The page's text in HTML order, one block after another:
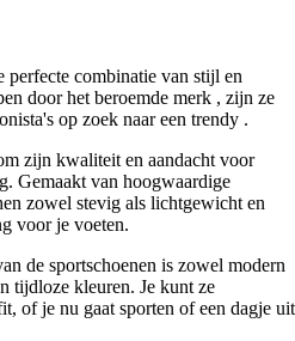
combinatie van stijl en
door het beroemde merk , zijn ze
op zoek naar een trendy .
zijn kwaliteit en aandacht voor
Gemaakt van hoogwaardige
zowel stevig als lichtgewicht en
voor je voeten.
de sportschoenen is zowel modern
tijdloze kleuren. Je kunt ze
of je nu gaat sporten of een dagje uit